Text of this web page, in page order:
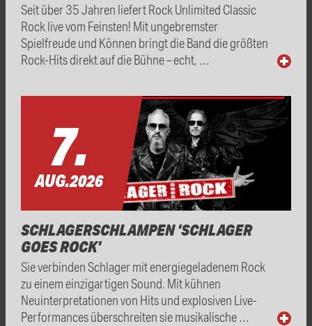
Seit über 35 Jahren liefert Rock Unlimited Classic
Rock live vom Feinsten! Mit ungebremster
Spielfreude und Können bringt die Band die größten
Rock-Hits direkt auf die Bühne – echt, …
7.
AUG.2026
SCHLAGERSCHLAMPEN 'SCHLAGER
GOES ROCK'
Sie verbinden Schlager mit energiegeladenem Rock
zu einem einzigartigen Sound. Mit kühnen
Neuinterpretationen von Hits und explosiven Live-
Performances überschreiten sie musikalische …